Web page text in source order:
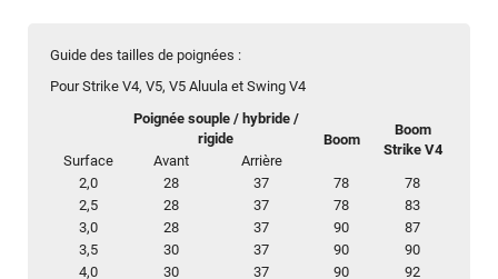
Guide des tailles de poignées :
Pour Strike V4, V5, V5 Aluula et Swing V4
Poignée souple / hybride /
rigide
Boom
Boom
Strike V4
Surface Avant
Arrière
2,0
28 37 78
78
2,5
28 37 78
83
3,0
28 37 90
87
3,5
30 37 90
90
4,0
30 37 90
92